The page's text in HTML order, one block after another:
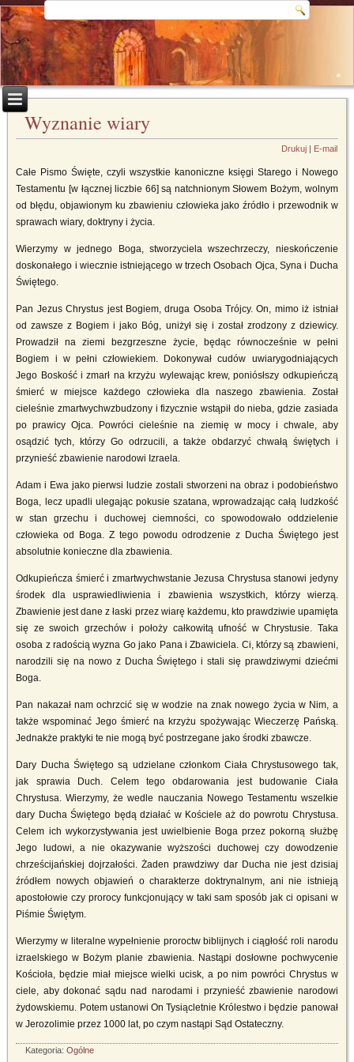
Wyznanie wiary
Drukuj| E-mail
Całe Pismo Święte, czyli wszystkie kanoniczne księgi Starego i Nowego
Testamentu [w łącznej liczbie 66] są natchnionym Słowem Bożym, wolnym
od błędu, objawionym ku zbawieniu człowieka jako źródło i przewodnik w
sprawach wiary, doktryny i życia.
Wierzymy w jednego Boga, stworzyciela wszechrzeczy, nieskończenie
doskonałego i wiecznie istniejącego w trzech Osobach Ojca, Syna i Ducha
Świętego.
Pan Jezus Chrystus jest Bogiem, druga Osoba Trójcy. On, mimo iż istniał
od zawsze z Bogiem i jako Bóg, uniżył się i został zrodzony z dziewicy.
Prowadził na ziemi bezgrzeszne życie, będąc równocześnie w pełni
Bogiem i w pełni człowiekiem. Dokonywał cudów uwiarygodniających
Jego Boskość i zmarł na krzyżu wylewając krew, poniósłszy odkupieńczą
śmierć w miejsce każdego człowieka dla naszego zbawienia. Został
cieleśnie zmartwychwzbudzony i fizycznie wstąpił do nieba, gdzie zasiada
po prawicy Ojca. Powróci cieleśnie na ziemię w mocy i chwale, aby
osądzić tych, którzy Go odrzucili, a także obdarzyć chwałą świętych i
przynieść zbawienie narodowi Izraela.
Adam i Ewa jako pierwsi ludzie zostali stworzeni na obraz i podobieństwo
Boga, lecz upadli ulegając pokusie szatana, wprowadzając całą ludzkość
w stan grzechu i duchowej ciemności, co spowodowało oddzielenie
człowieka od Boga. Z tego powodu odrodzenie z Ducha Świętego jest
absolutnie konieczne dla zbawienia.
Odkupieńcza śmierć i zmartwychwstanie Jezusa Chrystusa stanowi jedyny
środek dla usprawiedliwienia i zbawienia wszystkich, którzy wierzą.
Zbawienie jest dane z łaski przez wiarę każdemu, kto prawdziwie upamięta
się ze swoich grzechów i położy całkowitą ufność w Chrystusie. Taka
osoba z radością wyzna Go jako Pana i Zbawiciela. Ci, którzy są zbawieni,
narodzili się na nowo z Ducha Świętego i stali się prawdziwymi dziećmi
Boga.
Pan nakazał nam ochrzcić się w wodzie na znak nowego życia w Nim, a
także wspominać Jego śmierć na krzyżu spożywając Wieczerzę Pańską.
Jednakże praktyki te nie mogą być postrzegane jako środki zbawcze.
Dary Ducha Świętego są udzielane członkom Ciała Chrystusowego tak,
jak sprawia Duch. Celem tego obdarowania jest budowanie Ciała
Chrystusa. Wierzymy, że wedle nauczania Nowego Testamentu wszelkie
dary Ducha Świętego będą działać w Kościele aż do powrotu Chrystusa.
Celem ich wykorzystywania jest uwielbienie Boga przez pokorną służbę
Jego ludowi, a nie okazywanie wyższości duchowej czy dowodzenie
chrześcijańskiej dojrzałości. Żaden prawdziwy dar Ducha nie jest dzisiaj
źródłem nowych objawień o charakterze doktrynalnym, ani nie istnieją
apostołowie czy prorocy funkcjonujący w taki sam sposób jak ci opisani w
Piśmie Świętym.
Wierzymy w literalne wypełnienie proroctw biblijnych i ciągłość roli narodu
izraelskiego w Bożym planie zbawienia. Nastąpi dosłowne pochwycenie
Kościoła, będzie miał miejsce wielki ucisk, a po nim powróci Chrystus w
ciele, aby dokonać sądu nad narodami i przynieść zbawienie narodowi
żydowskiemu. Potem ustanowi On Tysiącletnie Królestwo i będzie panował
w Jerozolimie przez 1000 lat, po czym nastąpi Sąd Ostateczny.
Kategoria:Ogólne